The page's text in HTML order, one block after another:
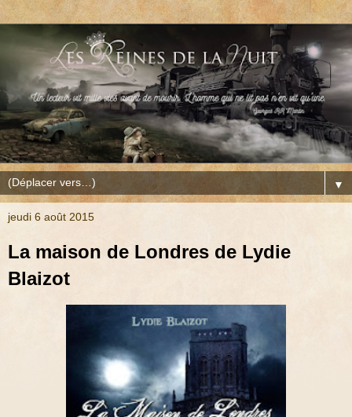
▼
jeudi 6 août 2015
La maison de Londres de Lydie
Blaizot